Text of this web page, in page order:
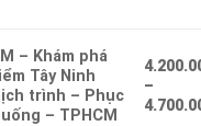
– Khám phá
Tây Ninh
trình – Phục
– TPHCM
–